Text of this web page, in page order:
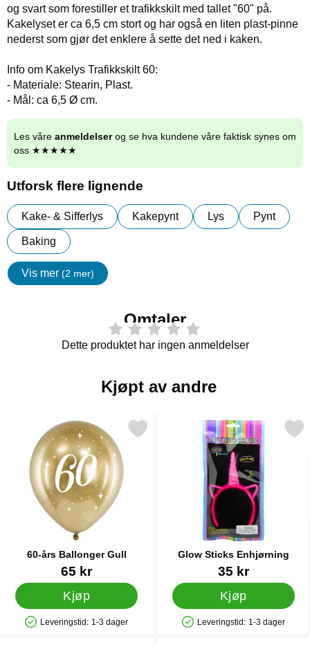
og svart som forestiller et trafikkskilt med tallet "60" på.
Kakelyset er ca 6,5 cm stort og har også en liten plast-pinne
nederst som gjør det enklere å sette det ned i kaken.
Info om Kakelys Trafikkskilt 60:
- Materiale: Stearin, Plast.
- Mål: ca 6,5 Ø cm.
Les våre anmeldelserog se hva kundene våre faktisk synes om
oss ★★★★★
Utforsk flere lignende
Kake- & Sifferlys Kakepynt Lys Pynt
Baking
Vis mer (2 mer)
egenskaper
Omtaler
Dette produktet har ingen anmeldelser
Kjøpt av andre
60-års Ballonger Gull
Varenummer 28356
65 kr
Kjøp
Produkttilgjengelighet: På lager
Leveringstid: 1-3 dager
Merk 60-års Ballonger Gull som favoritt
Glow Sticks Enhjørning
Varenummer 25524
35 kr
Kjøp
Produkttilgjengelighet: På lager
Leveringstid: 1-3 dager
Merk glow Sticks